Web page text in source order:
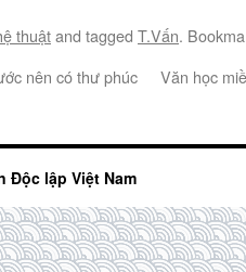
thuậtand tagged T.Vấn.
nên có thư phúc
Văn học
Độc lập Việt Nam